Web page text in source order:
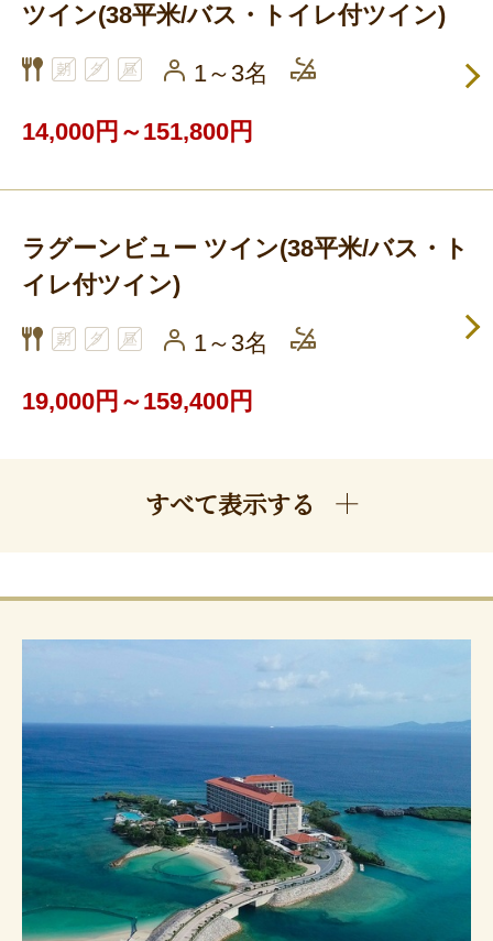
ツイン(38平米/バス・トイレ付ツイン)
1～3名
14,000円～151,800円
ラグーンビュー ツイン(38平米/バス・ト
イレ付ツイン)
1～3名
19,000円～159,400円
すべて表示する